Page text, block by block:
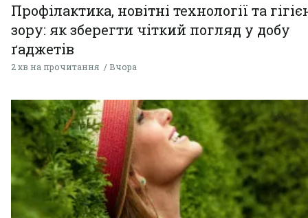
Профілактика, новітні технології та
зору: як зберегти чіткий погляд у добу
ґаджетів
2 хв на прочитання Вчора